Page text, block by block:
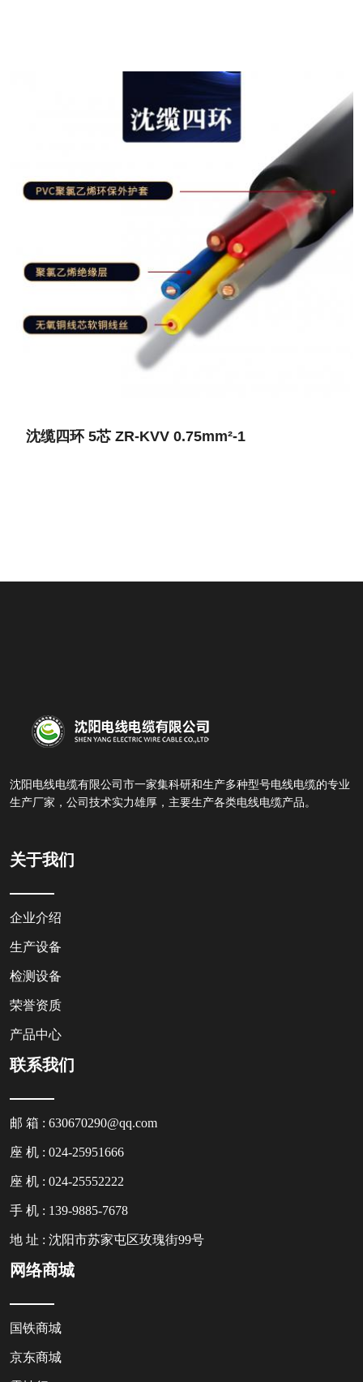
沈缆四环 5芯 ZR-KVV 0.75mm²-1
沈阳电线电缆有限公司市一家集科研和生产多种型号电线电缆的专业
生产厂家，公司技术实力雄厚，主要生产各类电线电缆产品。
关于我们
企业介绍
生产设备
检测设备
荣誉资质
产品中心
联系我们
邮 箱 : 630670290@qq.com
座 机 : 024-25951666
座 机 : 024-25552222
手 机 : 139-9885-7678
地 址 : 沈阳市苏家屯区玫瑰街99号
网络商城
国铁商城
京东商城